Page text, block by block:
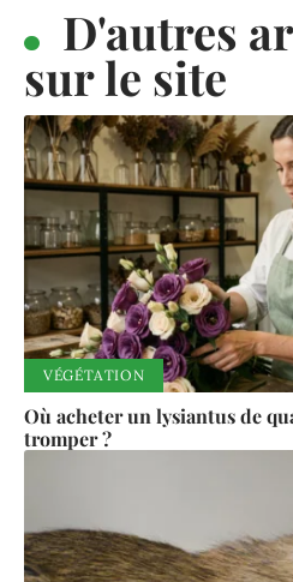
D'autres
sur le site
VÉGÉTATION
Où acheter un lysiantus de
tromper ?